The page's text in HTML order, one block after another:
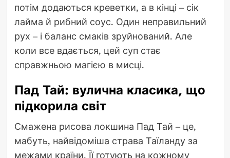
потім додаються креветки, а в кінці – сік
лайма й рибний соус. Один неправильний
рух – і баланс смаків зруйнований. Але
коли все вдається, цей суп стає
справжньою магією в мисці.
Пад Тай: вулична класика, що
підкорила світ
Смажена рисова локшина Пад Тай – це,
мабуть, найвідоміша страва Таїланду за
межами країни. Її готують на кожному